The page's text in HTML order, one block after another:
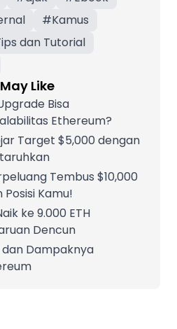
#Kamus
dan Tutorial
Like
Bisa
Ethereum?
Target $5,000 dengan
Tembus $10,000
Kamu!
ke 9.000 ETH
Dencun
Dampaknya